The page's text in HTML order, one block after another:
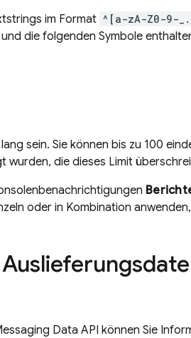
im Format ^[a-zA-Z0-9-
die folgenden Symbole
sein. Sie können bis zu 100
wurden, die dieses Limit
oder in Kombination
Data API können Sie